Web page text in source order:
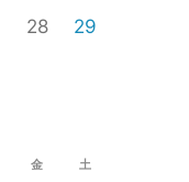
28
29
金 土